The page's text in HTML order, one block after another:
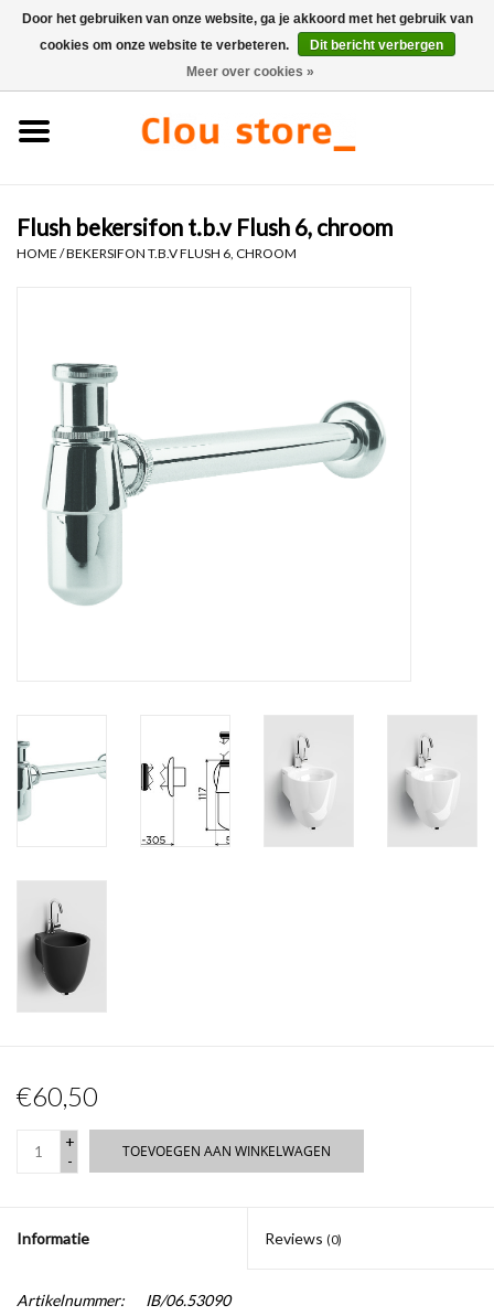
0 Artikelen - €0,00
Fonteinsets
Kranen & afvoeren
Meubels
Spiegels
Badkamer accessoires
Flush bekersifon t.b.v Flush 6, chroom
HOME /BEKERSIFON T.B.V FLUSH 6, CHROOM
€60,50
+
-
TOEVOEGEN AAN WINKELWAGEN
Informatie Reviews (0)
Artikelnummer:
IB/06.53090
Door het gebruiken van onze website, ga je akkoord met het gebruik van
cookies om onze website te verbeteren.
Dit bericht verbergen
Meer over cookies »